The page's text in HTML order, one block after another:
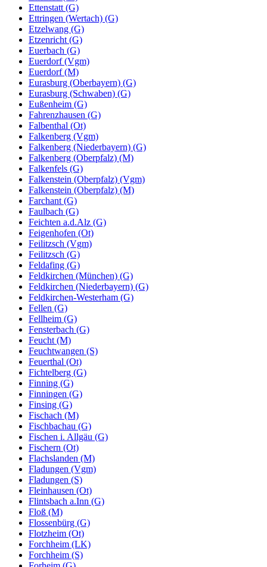
Ettenstatt (G)
Ettringen (Wertach) (G)
Etzelwang (G)
Etzenricht (G)
Euerbach (G)
Euerdorf (Vgm)
Euerdorf (M)
Eurasburg (Oberbayern) (G)
Eurasburg (Schwaben) (G)
Eußenheim (G)
Fahrenzhausen (G)
Falbenthal (Ot)
Falkenberg (Vgm)
Falkenberg (Niederbayern) (G)
Falkenberg (Oberpfalz) (M)
Falkenfels (G)
Falkenstein (Oberpfalz) (Vgm)
Falkenstein (Oberpfalz) (M)
Farchant (G)
Faulbach (G)
Feichten a.d.Alz (G)
Feigenhofen (Ot)
Feilitzsch (Vgm)
Feilitzsch (G)
Feldafing (G)
Feldkirchen (München) (G)
Feldkirchen (Niederbayern) (G)
Feldkirchen-Westerham (G)
Fellen (G)
Fellheim (G)
Fensterbach (G)
Feucht (M)
Feuchtwangen (S)
Feuerthal (Ot)
Fichtelberg (G)
Finning (G)
Finningen (G)
Finsing (G)
Fischach (M)
Fischbachau (G)
Fischen i. Allgäu (G)
Fischern (Ot)
Flachslanden (M)
Fladungen (Vgm)
Fladungen (S)
Fleinhausen (Ot)
Flintsbach a.Inn (G)
Floß (M)
Flossenbürg (G)
Flotzheim (Ot)
Forchheim (LK)
Forchheim (S)